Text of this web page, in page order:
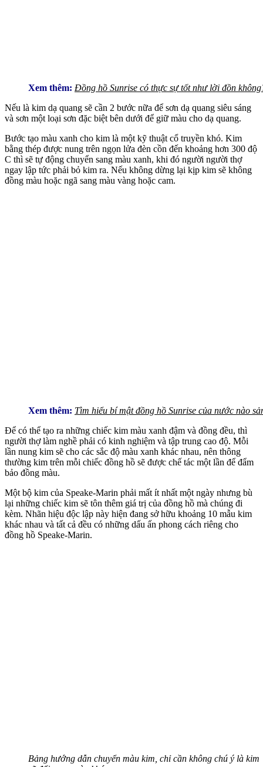
Xem thêm: Đồng hồ Sunrise có thực sự tốt như lời đồn
Nếu là kim dạ quang sẽ cần 2 bước nữa để sơn dạ quang siêu sáng
và sơn một loại sơn đặc biệt bên dưới để giữ màu cho dạ quang.
Bước tạo màu xanh cho kim là một kỹ thuật cổ truyền khó. Kim
bằng thép được nung trên ngọn lửa đèn cồn đến khoảng hơn 300 độ
C thì sẽ tự động chuyển sang màu xanh, khi đó người người thợ
ngay lập tức phải bỏ kim ra. Nếu không dừng lại kịp kim sẽ không
đồng màu hoặc ngã sang màu vàng hoặc cam.
Xem thêm: Tìm hiểu bí mật đồng hồ Sunrise của nước nào
Để có thể tạo ra những chiếc kim màu xanh đậm và đồng đều, thì
người thợ làm nghề phải có kinh nghiệm và tập trung cao độ. Mỗi
lần nung kim sẽ cho các sắc độ màu xanh khác nhau, nên thông
thường kim trên mỗi chiếc đồng hồ sẽ được chế tác một lần để đẩm
bảo đồng màu.
Một bộ kim của Speake-Marin phải mất ít nhất một ngày nhưng bù
lại những chiếc kim sẽ tôn thêm giá trị của đồng hồ mà chúng đi
kèm. Nhãn hiệu độc lập này hiện đang sở hữu khoảng 10 mẫu kim
khác nhau và tất cả đều có những dấu ấn phong cách riêng cho
đồng hồ Speake-Marin.
Bảng hướng dẫn chuyển màu kim, chỉ cần không chú ý là kim